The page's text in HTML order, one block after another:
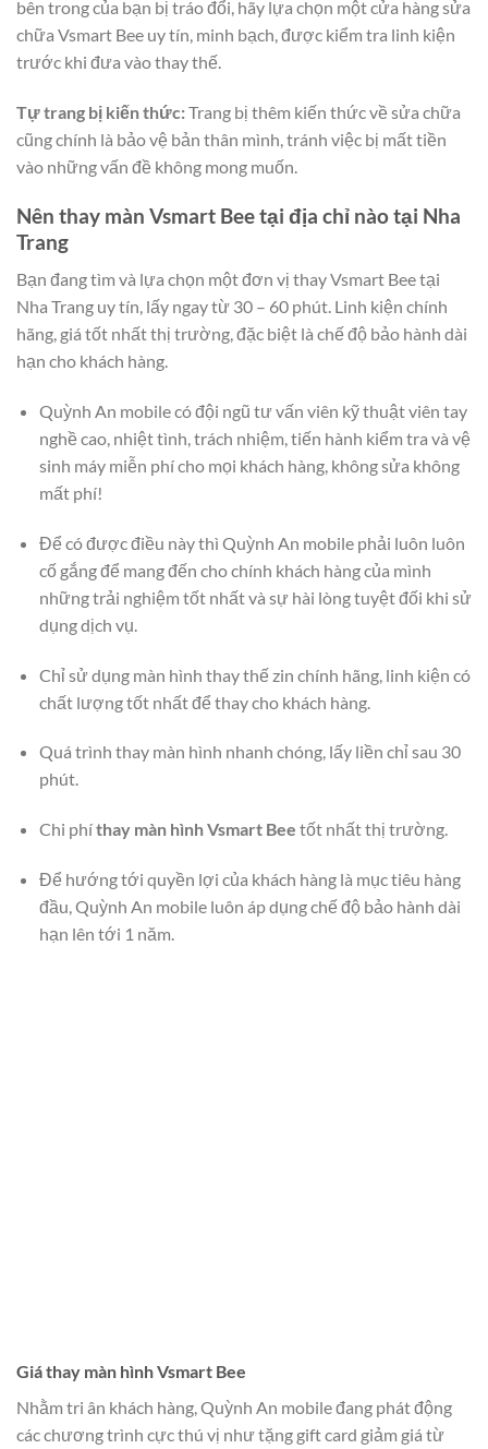
bên trong của bạn bị tráo đổi, hãy lựa chọn một cửa hàng sửa
chữa Vsmart Bee uy tín, minh bạch, được kiểm tra linh kiện
trước khi đưa vào thay thế.
Tự trang bị kiến thức:Trang bị thêm kiến thức về sửa chữa
cũng chính là bảo vệ bản thân mình, tránh việc bị mất tiền
vào những vấn đề không mong muốn.
Nên thay màn Vsmart Bee tại địa chỉ nào tại Nha
Trang
Bạn đang tìm và lựa chọn một đơn vị thay Vsmart Bee tại
Nha Trang uy tín, lấy ngay từ 30 – 60 phút. Linh kiện chính
hãng, giá tốt nhất thị trường, đặc biệt là chế độ bảo hành dài
hạn cho khách hàng.
Quỳnh An mobile có đội ngũ tư vấn viên kỹ thuật viên tay
nghề cao, nhiệt tình, trách nhiệm, tiến hành kiểm tra và vệ
sinh máy miễn phí cho mọi khách hàng, không sửa không
mất phí!
Để có được điều này thì Quỳnh An mobile phải luôn luôn
cố gắng để mang đến cho chính khách hàng của mình
những trải nghiệm tốt nhất và sự hài lòng tuyệt đối khi sử
dụng dịch vụ.
Chỉ sử dụng màn hình thay thế zin chính hãng, linh kiện có
chất lượng tốt nhất để thay cho khách hàng.
Quá trình thay màn hình nhanh chóng, lấy liền chỉ sau 30
phút.
Chi phíthay màn hình Vsmart Bee tốt nhất thị trường.
Để hướng tới quyền lợi của khách hàng là mục tiêu hàng
đầu, Quỳnh An mobile luôn áp dụng chế độ bảo hành dài
hạn lên tới 1 năm.
Giá thay màn hình Vsmart Bee
Nhằm tri ân khách hàng, Quỳnh An mobile đang phát động
các chương trình cực thú vị như tặng gift card giảm giá từ